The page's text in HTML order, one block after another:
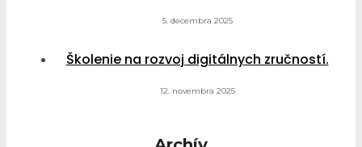
5. decembra 2025
Školenie na rozvoj digitálnych zručností.
12. novembra 2025